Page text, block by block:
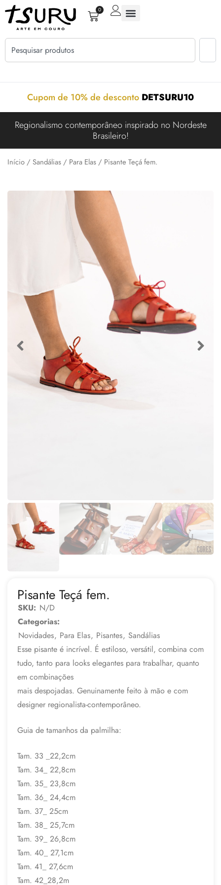
0
Cupom de 10% de desconto DETSURU10
Regionalismo contemporâneo inspirado no Nordeste
Brasileiro!
Início / Sandálias / Para Elas / Pisante Teçá fem.
Pisante Teçá fem.
SKU: N/D
Categorias:
Novidades, Para Elas, Pisantes, Sandálias
Esse pisante é incrível. É estiloso, versátil, combina com
tudo, tanto para looks elegantes para trabalhar, quanto
em combinações
mais despojadas. Genuinamente feito à mão e com
designer regionalista-contemporâneo.
Guia de tamanhos da palmilha:
Tam. 33 _22,2cm
Tam. 34_ 22,8cm
Tam. 35_ 23,8cm
Tam. 36_ 24,4cm
Tam. 37_ 25cm
Tam. 38_ 25,7cm
Tam. 39_ 26,8cm
Tam. 40_ 27,1cm
Tam. 41_ 27,6cm
Tam. 42_28,2m